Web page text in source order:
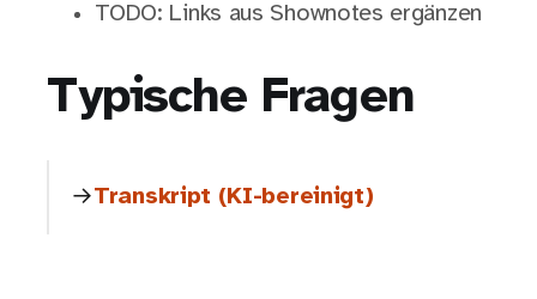
TODO: Links aus Shownotes ergänzen
Typische Fragen
Transkript (KI-bereinigt)